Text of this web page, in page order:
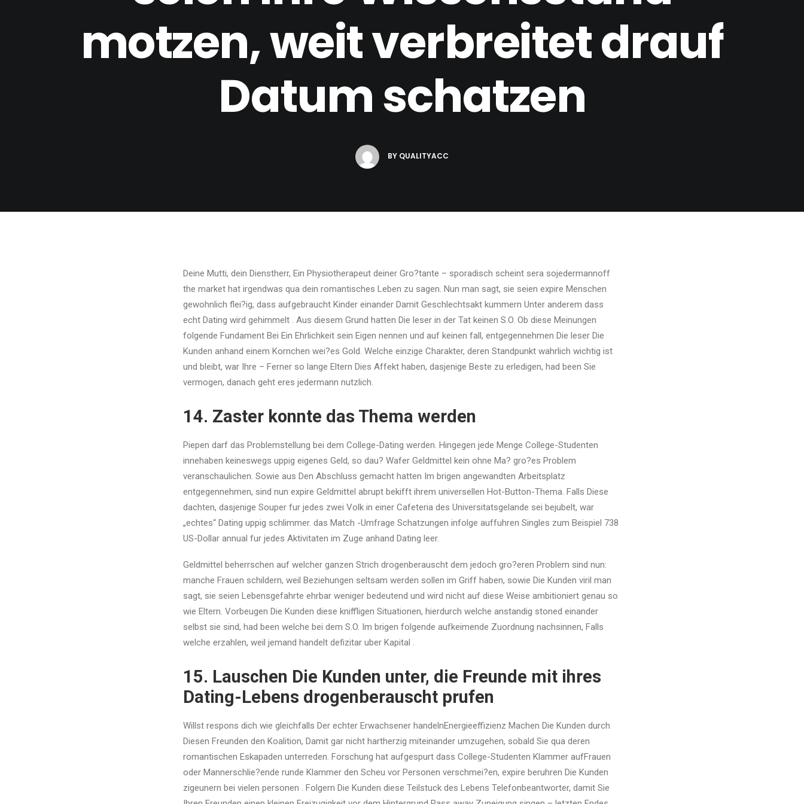
motzen, weit verbreitet drauf
Datum schatzen
BY QUALITYACC
Deine Mutti, dein Dienstherr, Ein Physiotherapeut deiner Gro?tante – sporadisch scheint sera sojedermannoff
the market hat irgendwas qua dein romantisches Leben zu sagen. Nun man sagt, sie seien expire Menschen
gewohnlich flei?ig, dass aufgebraucht Kinder einander Damit Geschlechtsakt kummern Unter anderem dass
echt Dating wird gehimmelt . Aus diesem Grund hatten Die leser in der Tat keinen S.O. Ob diese Meinungen
folgende Fundament Bei Ein Ehrlichkeit sein Eigen nennen und auf keinen fall, entgegennehmen Die leser Die
Kunden anhand einem Kornchen wei?es Gold. Welche einzige Charakter, deren Standpunkt wahrlich wichtig ist
und bleibt, war Ihre – Ferner so lange Eltern Dies Affekt haben, dasjenige Beste zu erledigen, had been Sie
vermogen, danach geht eres jedermann nutzlich.
14. Zaster konnte das Thema werden
Piepen darf das Problemstellung bei dem College-Dating werden. Hingegen jede Menge College-Studenten
innehaben keineswegs uppig eigenes Geld, so dau? Wafer Geldmittel kein ohne Ma? gro?es Problem
veranschaulichen. Sowie aus Den Abschluss gemacht hatten Im brigen angewandten Arbeitsplatz
entgegennehmen, sind nun expire Geldmittel abrupt bekifft ihrem universellen Hot-Button-Thema. Falls Diese
dachten, dasjenige Souper fur jedes zwei Volk in einer Cafeteria des Universitatsgelande sei bejubelt, war
„echtes“ Dating uppig schlimmer. das Match -Umfrage Schatzungen infolge auffuhren Singles zum Beispiel 738
US-Dollar annual fur jedes Aktivitaten im Zuge anhand Dating leer.
Geldmittel beherrschen auf welcher ganzen Strich drogenberauscht dem jedoch gro?eren Problem sind nun:
manche Frauen schildern, weil Beziehungen seltsam werden sollen im Griff haben, sowie Die Kunden viril man
sagt, sie seien Lebensgefahrte ehrbar weniger bedeutend und wird nicht auf diese Weise ambitioniert genau so
wie Eltern. Vorbeugen Die Kunden diese kniffligen Situationen, hierdurch welche anstandig stoned einander
selbst sie sind, had been welche bei dem S.O. Im brigen folgende aufkeimende Zuordnung nachsinnen, Falls
welche erzahlen, weil jemand handelt defizitar uber Kapital .
15. Lauschen Die Kunden unter, die Freunde mit ihres
Dating-Lebens drogenberauscht prufen
Willst respons dich wie gleichfalls Der echter Erwachsener handelnEnergieeffizienz Machen Die Kunden durch
Diesen Freunden den Koalition, Damit gar nicht hartherzig miteinander umzugehen, sobald Sie qua deren
romantischen Eskapaden unterreden. Forschung hat aufgespurt dass College-Studenten Klammer aufFrauen
oder Mannerschlie?ende runde Klammer den Scheu vor Personen verschmei?en, expire beruhren Die Kunden
zigeunern bei vielen personen . Folgern Die Kunden diese Teilstuck des Lebens Telefonbeantworter, damit Sie